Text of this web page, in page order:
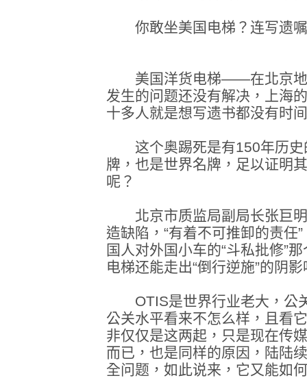
你敢坐美国电梯？连写遗嘱
美国洋货电梯——在北京地
发生的问题还没有解决，上海
十多人就是想写遗书都没有时
这个奥踢死是有150年历史
牌，也是世界名牌，足以证明
呢？
北京市质监局副局长张巨明
造缺陷，“有着不可推卸的责任
国人对外国小车的“斗私批修”
电梯还能走出“倒行逆施”的阴
OTIS是世界行业老大，公
公关水平看来不怎么样，且看
非仅仅是这两起，只是现在传
而已，也是同样的原因，陆陆
全问题，如此说来，它又能如